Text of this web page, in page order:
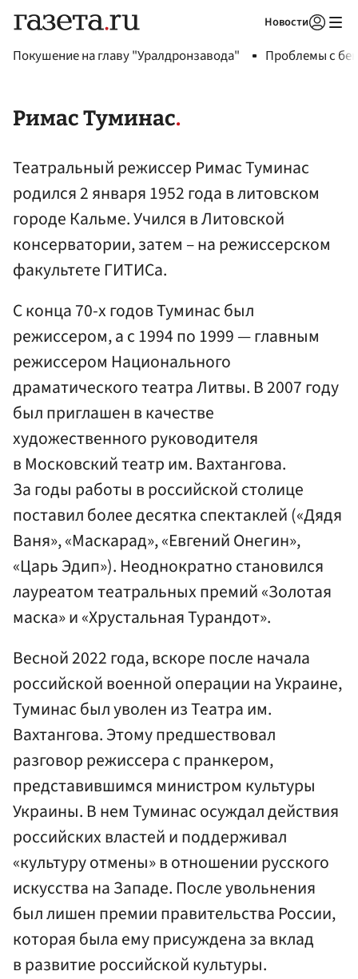
Новости
Покушение на главу "Уралдронзавода" Проблемы с
Римас Туминас
Театральный режиссер Римас Туминас
родился 2 января 1952 года в литовском
городе Кальме. Учился в Литовской
консерватории, затем – на режиссерском
факультете ГИТИСа.
С конца 70-х годов Туминас был
режиссером, а с 1994 по 1999 — главным
режиссером Национального
драматического театра Литвы. В 2007 году
был приглашен в качестве
художественного руководителя
в Московский театр им. Вахтангова.
За годы работы в российской столице
поставил более десятка спектаклей («Дядя
Ваня», «Маскарад», «Евгений Онегин»,
«Царь Эдип»). Неоднократно становился
лауреатом театральных премий «Золотая
маска» и «Хрустальная Турандот».
Весной 2022 года, вскоре после начала
российской военной операции на Украине,
Туминас был уволен из Театра им.
Вахтангова. Этому предшествовал
разговор режиссера с пранкером,
представившимся министром культуры
Украины. В нем Туминас осуждал действия
российских властей и поддерживал
«культуру отмены» в отношении русского
искусства на Западе. После увольнения
был лишен премии правительства России,
которая была ему присуждена за вклад
в развитие российской культуры.